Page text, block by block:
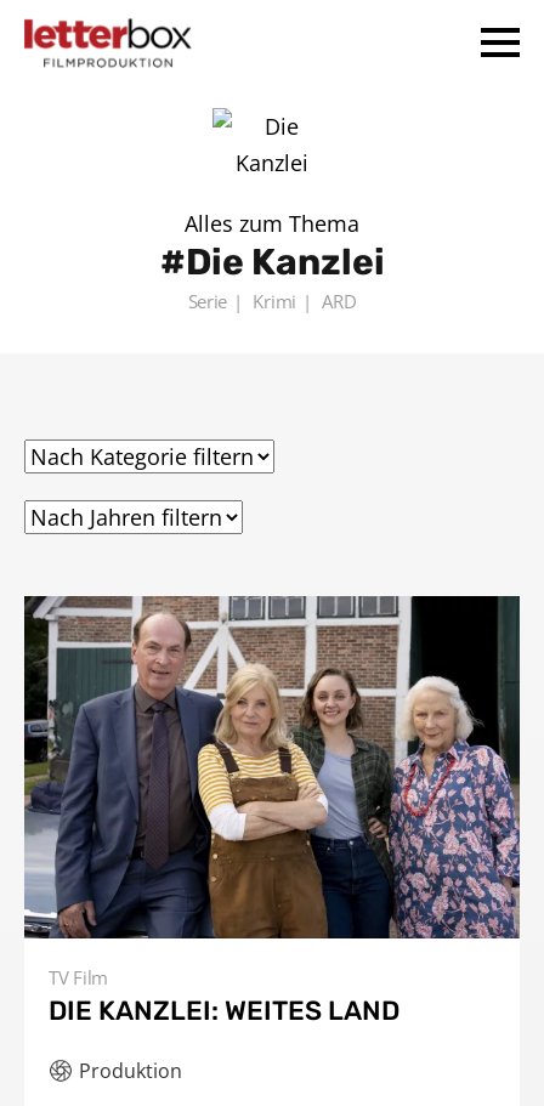
Alles zum Thema
Die Kanzlei
Serie Krimi ARD
TV Film
DIE KANZLEI: WEITES LAND
Produktion